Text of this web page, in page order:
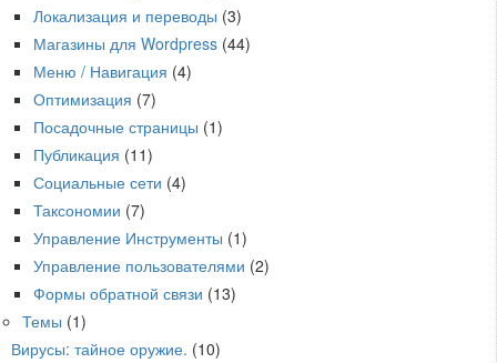
Локализация и переводы (3)
Магазины для Wordpress (44)
Меню / Навигация (4)
Оптимизация (7)
Посадочные страницы (1)
Публикация (11)
Социальные сети (4)
Таксономии (7)
Управление Инструменты (1)
Управление пользователями (2)
Формы обратной связи (13)
Темы (1)
Вирусы: тайное оружие. (10)